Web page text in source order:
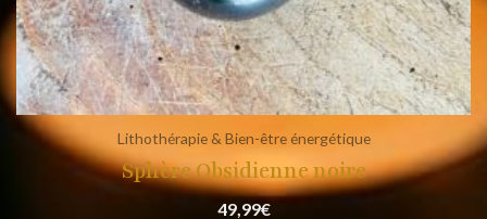
Lithothérapie & Bien-être énergétique
Sphère Obsidienne noire
49,99€